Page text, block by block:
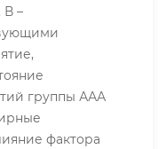
–
группы ААА
фактора